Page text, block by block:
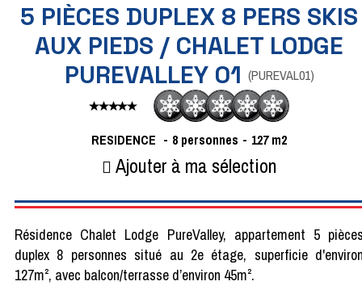
5 PIÈCES DUPLEX 8 PERS SKIS
AUX PIEDS / CHALET LODGE
PUREVALLEY 01 (PUREVAL01)
RESIDENCE 8 personnes 127 m2
Ajouter à ma sélection
Résidence Chalet Lodge PureValley, appartement 5
duplex 8 personnes situé au 2e étage, superficie
127m², avec balcon/terrasse d’environ 45m².